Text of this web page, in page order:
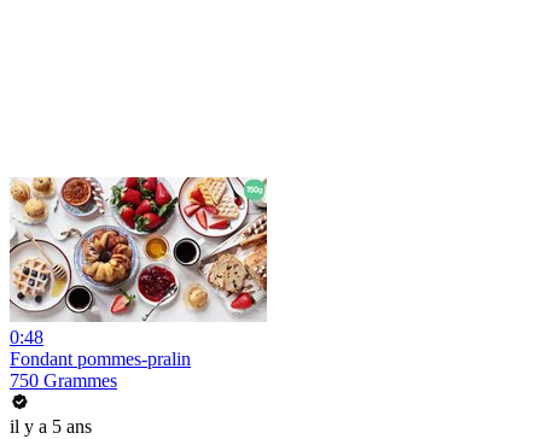
0:48
Fondant pommes-pralin
750 Grammes
il y a 5 ans